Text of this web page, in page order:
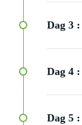
Dag 3 :
Dag 4 :
Dag 5 :